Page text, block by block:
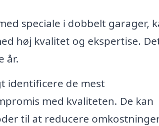
speciale i dobbelt garager,
høj kvalitet og ekspertise.
år.
identificere de mest
med kvaliteten. De kan
til at reducere